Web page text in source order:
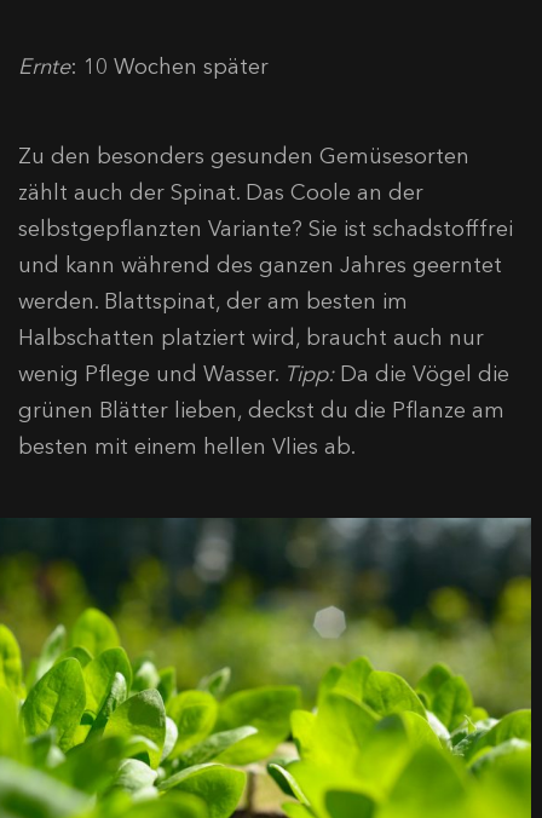
Ernte: 10 Wochen später
Zu den besonders gesunden Gemüsesorten
zählt auch der Spinat. Das Coole an der
selbstgepflanzten Variante? Sie ist schadstofffrei
und kann während des ganzen Jahres geerntet
werden. Blattspinat, der am besten im
Halbschatten platziert wird, braucht auch nur
wenig Pflege und Wasser. Tipp:Da die Vögel die
grünen Blätter lieben, deckst du die Pflanze am
besten mit einem hellen Vlies ab.